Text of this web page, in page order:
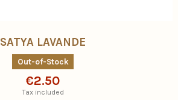
SATYA LAVANDE
Out-of-Stock
€2.50
Tax included